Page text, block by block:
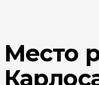
Место